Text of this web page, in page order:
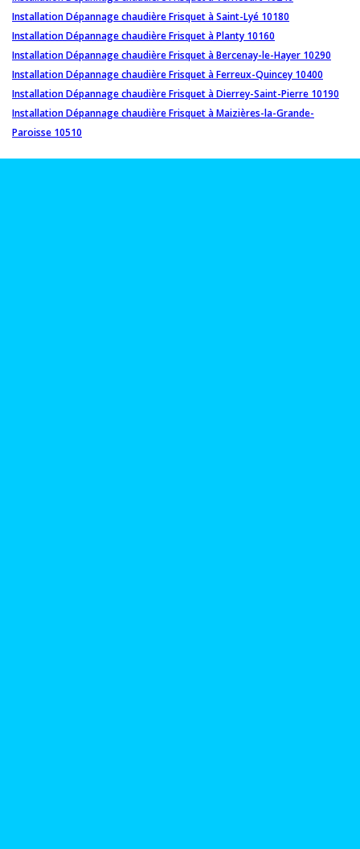
Installation Dépannage chaudière Frisquet à Saint-Lyé 10180
Installation Dépannage chaudière Frisquet à Planty 10160
Installation Dépannage chaudière Frisquet à Bercenay-le-Hayer 10290
Installation Dépannage chaudière Frisquet à Ferreux-Quincey 10400
Installation Dépannage chaudière Frisquet à Dierrey-Saint-Pierre 10190
Installation Dépannage chaudière Frisquet à Maizières-la-Grande-
Paroisse 10510